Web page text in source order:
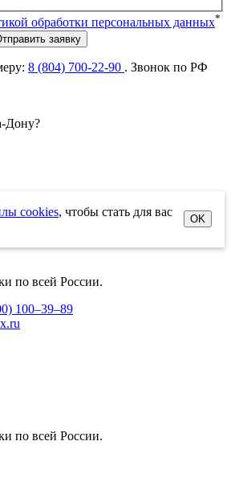
обработки персональных данных*
заявку
8 (804) 700-22-90 . Звонок по РФ
Дону?
cookies, чтобы стать для вас
OK
по всей России.
100–39–89
по всей России.